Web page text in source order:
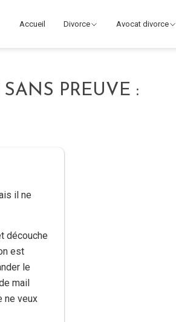
Accueil Divorce Avocat divorce
PREUVE :
il ne
découche
est
le
mail
ne veux